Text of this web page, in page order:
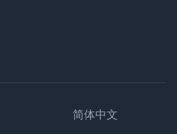
简体中文